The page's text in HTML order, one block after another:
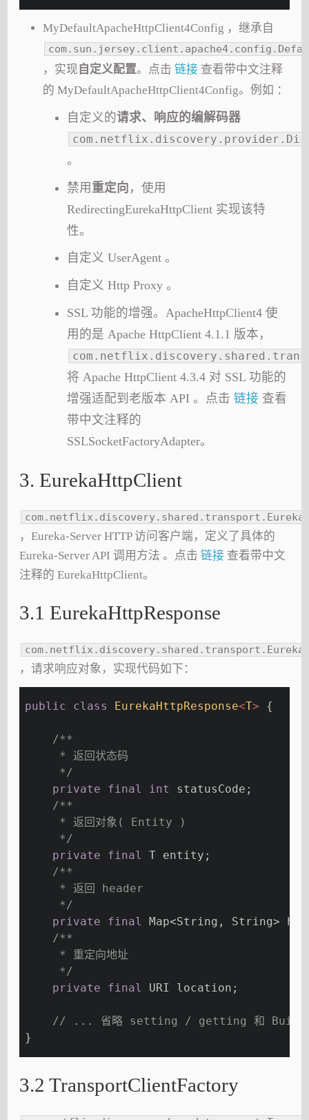
MyDefaultApacheHttpClient4Config ，继承自
，实现 自定义配置。点击 链接查看带中文注释
的 MyDefaultApacheHttpClient4Config。例如 ：
自定义的请求、响应的编解码器
。
禁用 重定向 ，使用
RedirectingEurekaHttpClient 实现该特
性。
自定义 UserAgent 。
自定义 Http Proxy 。
SSL 功能的增强。ApacheHttpClient4 使
用的是 Apache HttpClient 4.1.1 版本，
将 Apache HttpClient 4.3.4 对 SSL 功能的
增强适配到老版本 API 。点击链接 查看
带中文注释的
SSLSocketFactoryAdapter。
3. EurekaHttpClient
，Eureka-Server HTTP 访问客户端，定义了具体的
Eureka-Server API 调用方法 。点击链接 查看带中文
注释的 EurekaHttpClient。
3.1 EurekaHttpResponse
，请求响应对象，实现代码如下：
public class EurekaHttpResponse<T> {
/**
     * 返回状态码
     */
private
final int
statusCode;
/**
     * 返回对象( Entity )
     */
private
final
T entity;
/**
     * 返回 header
     */
private
final
Map<String, String>
/**
     * 重定向地址
     */
private
final URI location;
// ... 省略 setting / getting 和
}
3.2 TransportClientFactory